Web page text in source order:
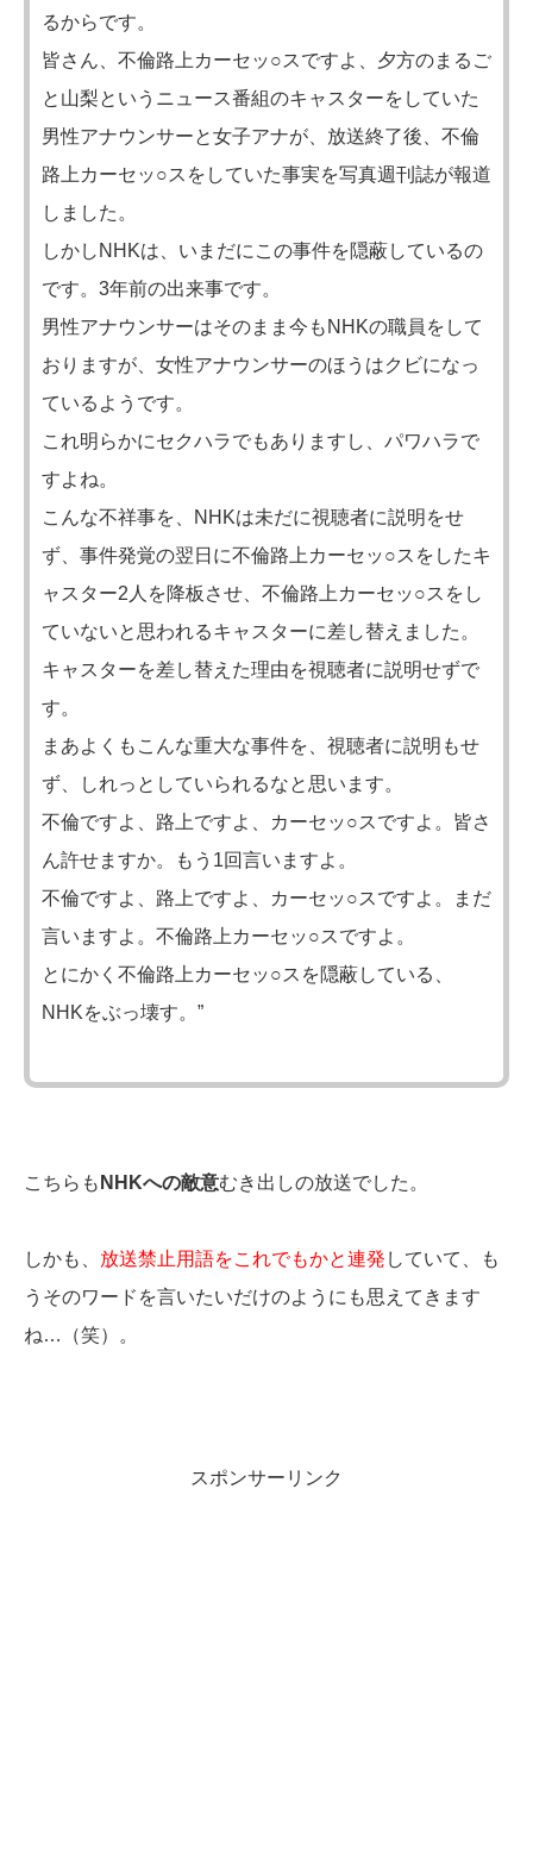
るからです。
皆さん、不倫路上カーセッ○スですよ、夕方のまるご
と山梨というニュース番組のキャスターをしていた
男性アナウンサーと女子アナが、放送終了後、不倫
路上カーセッ○スをしていた事実を写真週刊誌が報道
しました。
しかしNHKは、いまだにこの事件を隠蔽しているの
です。3年前の出来事です。
男性アナウンサーはそのまま今もNHKの職員をして
おりますが、女性アナウンサーのほうはクビになっ
ているようです。
これ明らかにセクハラでもありますし、パワハラで
すよね。
こんな不祥事を、NHKは未だに視聴者に説明をせ
ず、事件発覚の翌日に不倫路上カーセッ○スをしたキ
ャスター2人を降板させ、不倫路上カーセッ○スをし
ていないと思われるキャスターに差し替えました。
キャスターを差し替えた理由を視聴者に説明せずで
す。
まあよくもこんな重大な事件を、視聴者に説明もせ
ず、しれっとしていられるなと思います。
不倫ですよ、路上ですよ、カーセッ○スですよ。皆さ
ん許せますか。もう1回言いますよ。
不倫ですよ、路上ですよ、カーセッ○スですよ。まだ
言いますよ。不倫路上カーセッ○スですよ。
とにかく不倫路上カーセッ○スを隠蔽している、
NHKをぶっ壊す。”
こちらも NHKへの敵意むき出しの放送でした。
しかも、 放送禁止用語をこれでもかと連発 していて、も
うそのワードを言いたいだけのようにも思えてきます
ね…（笑）。
スポンサーリンク